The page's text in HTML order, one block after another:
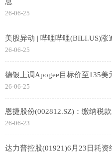
26-06-25
美股异动 | 哔哩哔哩(BILI.US)
26-06-25
德银上调Apogee目标价至135美
26-06-25
恩捷股份(002812.SZ)：缴纳税
26-06-23
达力普控股(01921)6月23日耗